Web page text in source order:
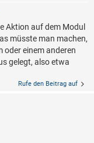
Aktion auf dem Modul
müsste man machen,
oder einem anderen
gelegt, also etwa
Rufe den Beitrag auf